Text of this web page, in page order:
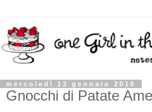
mercoledì 13 gennaio 2010
Gnocchi di Patate